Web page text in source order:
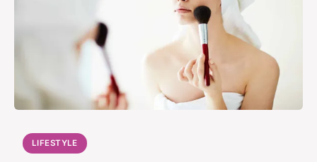
LIFESTYLE